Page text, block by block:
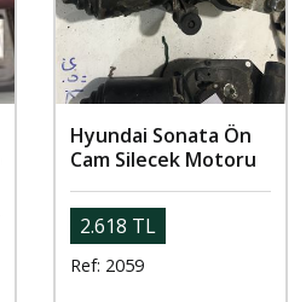
Hyundai Sonata Ön
Cam Silecek Motoru
2.618 TL
Ref: 2059